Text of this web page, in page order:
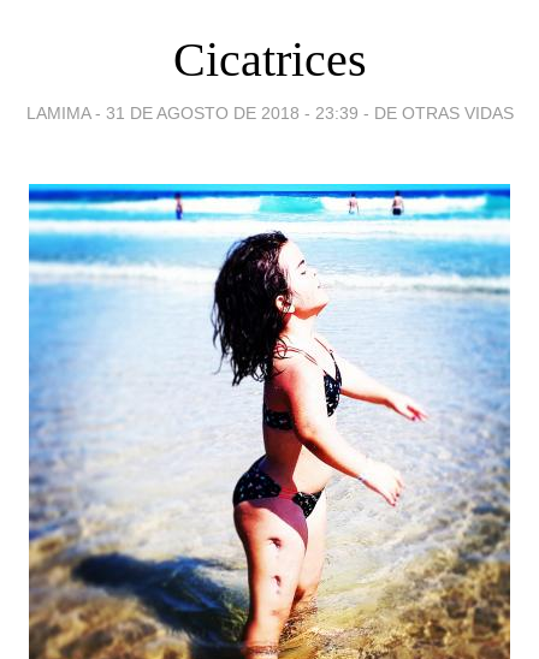
Cicatrices
LAMIMA - 31 DE AGOSTO DE 2018 - 23:39 - DE OTRAS VIDAS